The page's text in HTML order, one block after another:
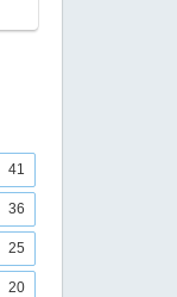
41
36
25
20